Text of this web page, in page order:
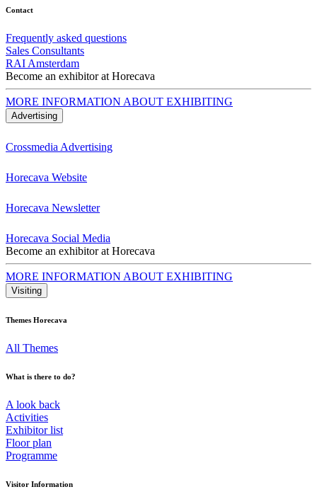
Contact
Frequently asked questions
Sales Consultants
RAI Amsterdam
Become an exhibitor at Horecava
MORE INFORMATION ABOUT EXHIBITING
Advertising
Crossmedia Advertising
Horecava Website
Horecava Newsletter
Horecava Social Media
Become an exhibitor at Horecava
MORE INFORMATION ABOUT EXHIBITING
Visiting
Themes Horecava
All Themes
What is there to do?
A look back
Activities
Exhibitor list
Floor plan
Programme
Visitor Information